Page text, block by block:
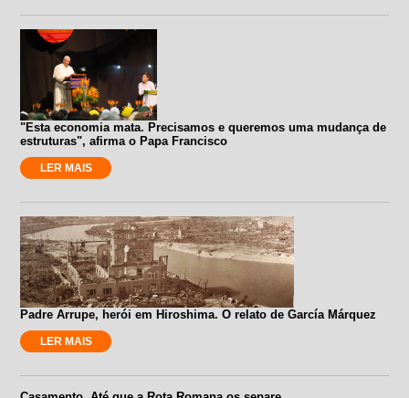
"Esta economia mata. Precisamos e queremos uma mudança de
estruturas", afirma o Papa Francisco
LER MAIS
Padre Arrupe, herói em Hiroshima. O relato de García Márquez
LER MAIS